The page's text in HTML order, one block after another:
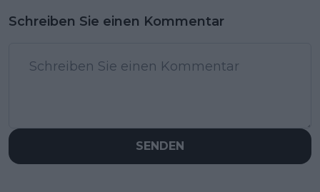
Schreiben Sie einen Kommentar
SENDEN